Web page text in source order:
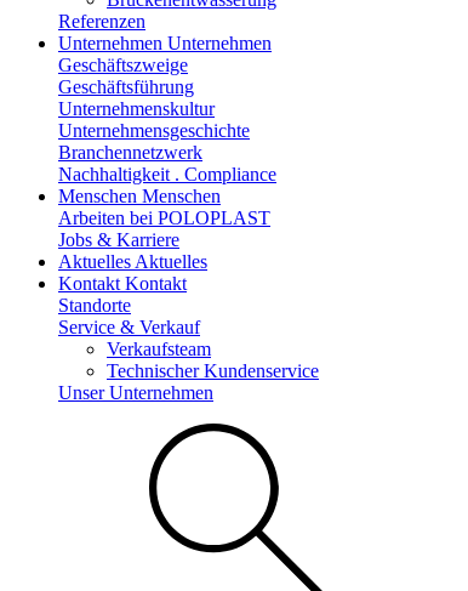
Referenzen
Unternehmen Unternehmen
Geschäftszweige
Geschäftsführung
Unternehmenskultur
Unternehmensgeschichte
Branchennetzwerk
Nachhaltigkeit . Compliance
Menschen Menschen
Arbeiten bei POLOPLAST
Jobs & Karriere
Aktuelles Aktuelles
Kontakt Kontakt
Standorte
Service & Verkauf
Verkaufsteam
Technischer Kundenservice
Unser Unternehmen